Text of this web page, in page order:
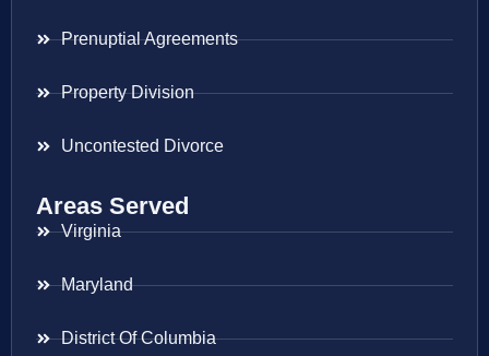
Prenuptial Agreements
Property Division
Uncontested Divorce
Areas Served
Virginia
Maryland
District Of Columbia